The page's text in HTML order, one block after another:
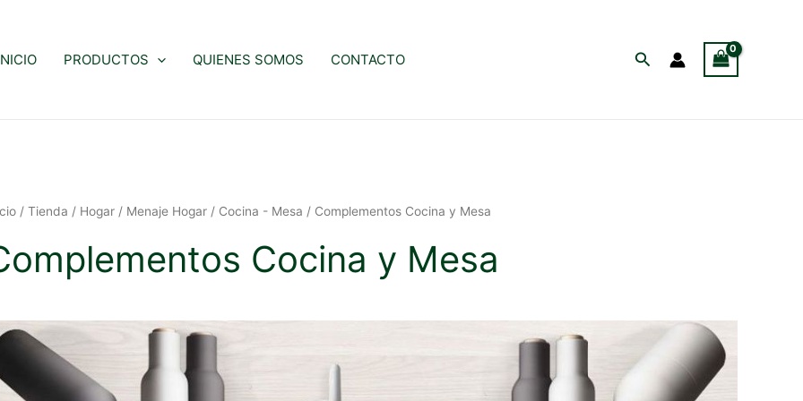
PRODUCTOS QUIENES SOMOS CONTACTO Buscar
/ Tienda / Hogar / Menaje Hogar / Cocina - Mesa / Complementos Cocina y Mesa
Cocina y Mesa